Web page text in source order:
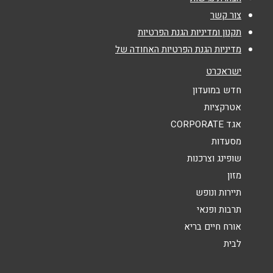
אנא חזרו אלי בקשר ל...
הודעה
צור קשר
תקנון ומדיניות הגנת הפרטיות
מדיניות הגנת הפרטיות האחודה של
ישראכרט
חדש במועדון
אטרקציות
אגד CORPORATE
מסעדות
שופינג וצרכנות
מזון
תיירות ונופש
תרבות ופנאי
אורח חיים בריא
לבית